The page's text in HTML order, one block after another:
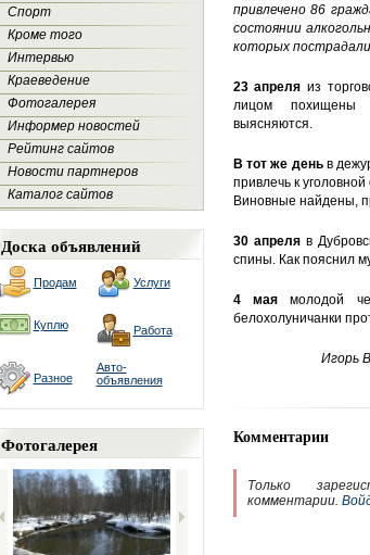
Спорт
Кроме того
Интервью
Краеведение
Фотогалерея
Информер новостей
Рейтинг сайтов
Новости партнеров
Каталог сайтов
Доска объявлений
Продам Услуги
Куплю Работа
Разное
Авто-
объявления
Фотогалерея
привлечено 86
состоянии
которых пострадали
23 апреля из
лицом похищены
выясняются.
В тот же деньв
привлечь к
Виновные найдены,
30 апреляв
спины. Как пояснил
4 маямолодой
белохолуничанки
Игорь
Комментарии
Только
комментарии.